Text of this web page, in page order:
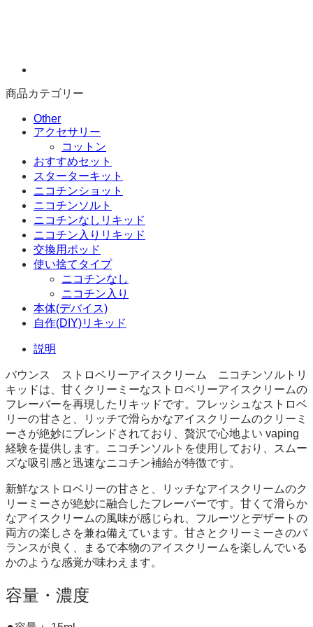
商品カテゴリー
Other
アクセサリー
コットン
おすすめセット
スターターキット
ニコチンショット
ニコチンソルト
ニコチンなしリキッド
ニコチン入りリキッド
交換用ポッド
使い捨てタイプ
ニコチンなし
ニコチン入り
本体(デバイス)
自作(DIY)リキッド
説明
バウンス ストロベリーアイスクリーム ニコチンソルトリ
キッドは、甘くクリーミーなストロベリーアイスクリームの
フレーバーを再現したリキッドです。フレッシュなストロベ
リーの甘さと、リッチで滑らかなアイスクリームのクリーミ
ーさが絶妙にブレンドされており、贅沢で心地よい vaping
経験を提供します。ニコチンソルトを使用しており、スムー
ズな吸引感と迅速なニコチン補給が特徴です。
新鮮なストロベリーの甘さと、リッチなアイスクリームのク
リーミーさが絶妙に融合したフレーバーです。甘くて滑らか
なアイスクリームの風味が感じられ、フルーツとデザートの
両方の楽しさを兼ね備えています。甘さとクリーミーさのバ
ランスが良く、まるで本物のアイスクリームを楽しんでいる
かのような感覚が味わえます。
容量・濃度